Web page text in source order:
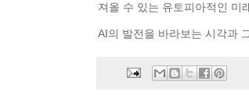
져올 수 있는 유토피아적인 미
AI의 발전을 바라보는 시각과